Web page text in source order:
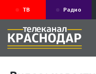
ТВ Радио